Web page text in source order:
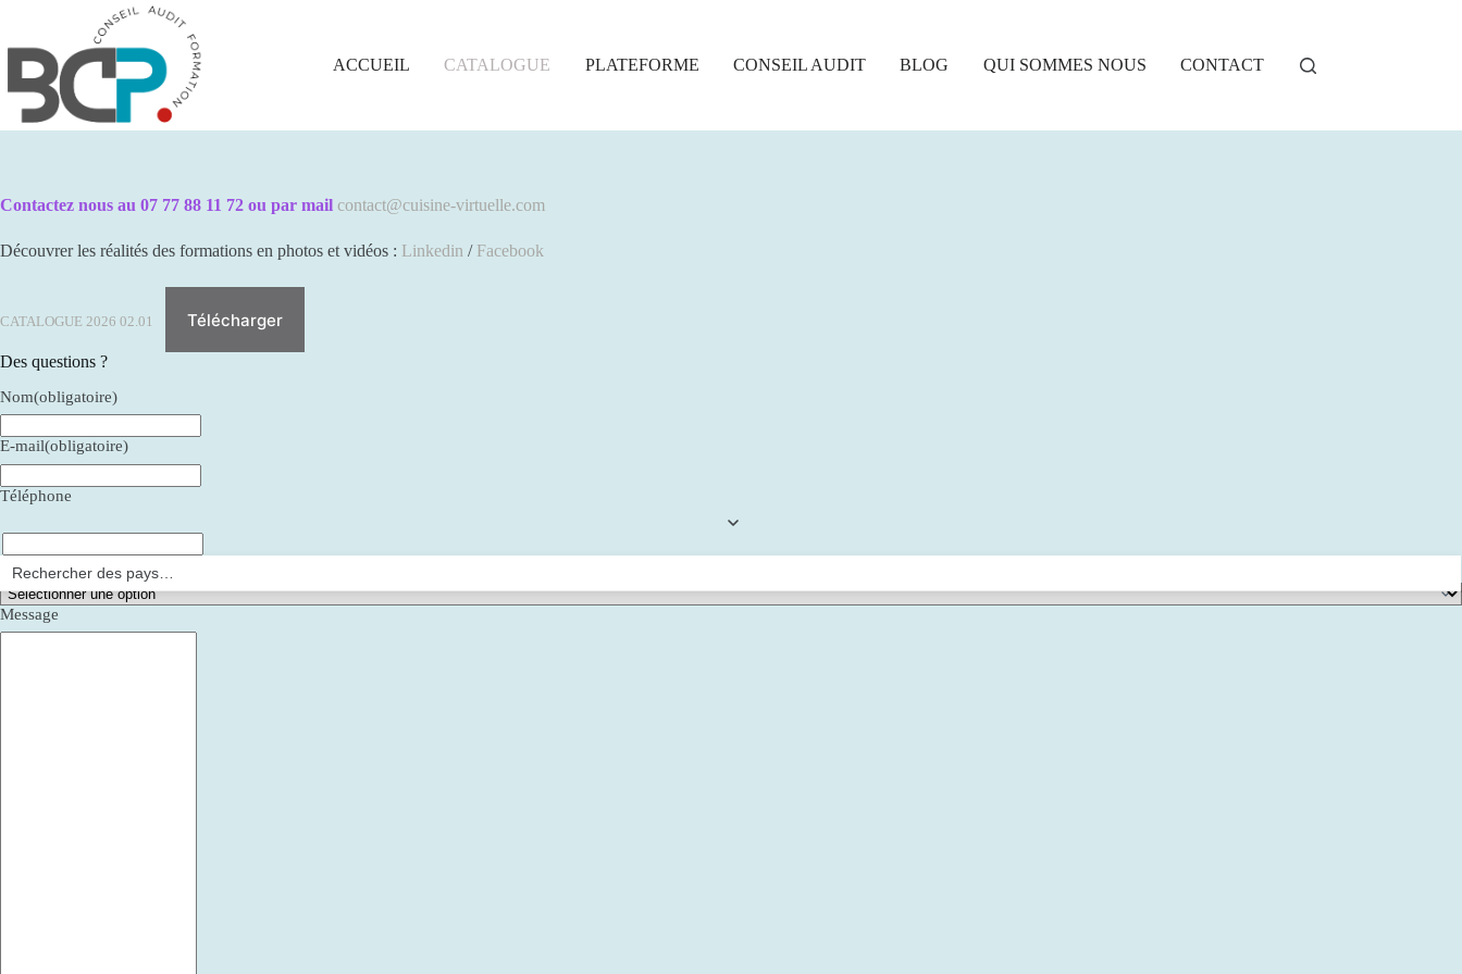
contenu
ACCUEIL
CATALOGUE PLATEFORME CONSEIL AUDIT BLOG QUI SOMMES NOUS CONTACT
Contactez nous au 07 77 88 11 72 ou par mail contact@cuisine-virtuelle.com
Découvrer les réalités des formations en photos et vidéos : Linkedin / Facebook
CATALOGUE 2026 02.01 Télécharger
Des questions ?
Nom(obligatoire)
E-mail(obligatoire)
Téléphone
Comment avez-vous appris notre existence ?
Message